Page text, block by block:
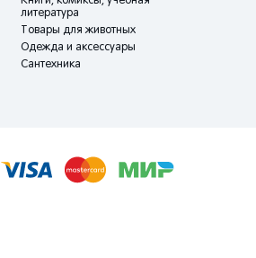
литература
Товары для животных
Одежда и аксессуары
Сантехника